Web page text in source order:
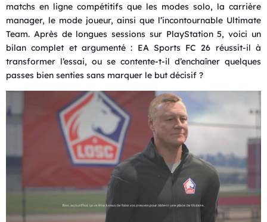
matchs en ligne compétitifs que les modes solo, la carrière
manager, le mode joueur, ainsi que l’incontournable Ultimate
Team. Après de longues sessions sur PlayStation 5, voici un
bilan complet et argumenté : EA Sports FC 26 réussit-il à
transformer l’essai, ou se contente-t-il d’enchaîner quelques
passes bien senties sans marquer le but décisif ?